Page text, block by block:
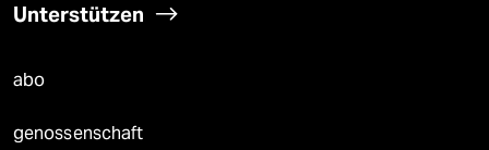
Unterstützen
abo
genossenschaft